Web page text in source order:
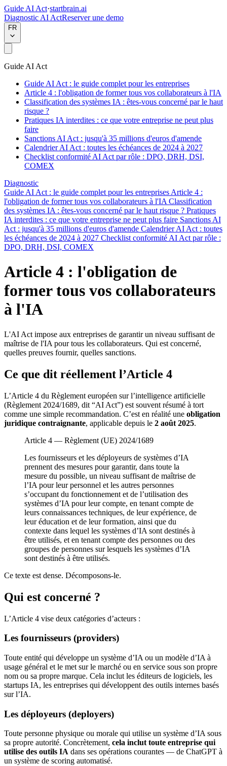
Guide AI Act·startbrain.ai
Diagnostic AI ActReserver une demo
FR
Guide AI Act
Guide AI Act : le guide complet pour les entreprises
Article 4 : l'obligation de former tous vos collaborateurs à l'IA
Classification des systèmes IA : êtes-vous concerné par le haut
risque ?
Pratiques IA interdites : ce que votre entreprise ne peut plus
faire
Sanctions AI Act : jusqu'à 35 millions d'euros d'amende
Calendrier AI Act : toutes les échéances de 2024 à 2027
Checklist conformité AI Act par rôle : DPO, DRH, DSI,
COMEX
Diagnostic
Guide AI Act : le guide complet pour les entreprises Article 4 :
l'obligation de former tous vos collaborateurs à l'IA Classification
des systèmes IA : êtes-vous concerné par le haut risque ? Pratiques
IA interdites : ce que votre entreprise ne peut plus faire Sanctions AI
Act : jusqu'à 35 millions d'euros d'amende Calendrier AI Act : toutes
les échéances de 2024 à 2027 Checklist conformité AI Act par rôle :
DPO, DRH, DSI, COMEX
Article 4 : l'obligation de
former tous vos collaborateurs
à l'IA
L'AI Act impose aux entreprises de garantir un niveau suffisant de
maîtrise de l'IA pour tous les collaborateurs. Qui est concerné,
quelles preuves fournir, quelles sanctions.
Ce que dit réellement l’Article 4
L’Article 4 du Règlement européen sur l’intelligence artificielle
(Règlement 2024/1689, dit “AI Act”) est souvent résumé à tort
comme une simple recommandation. C’est en réalité une obligation
juridique contraignante, applicable depuis le 2 août 2025.
Article 4 — Règlement (UE) 2024/1689
Les fournisseurs et les déployeurs de systèmes d’IA
prennent des mesures pour garantir, dans toute la
mesure du possible, un niveau suffisant de maîtrise de
l’IA pour leur personnel et les autres personnes
s’occupant du fonctionnement et de l’utilisation des
systèmes d’IA pour leur compte, en tenant compte de
leurs connaissances techniques, de leur expérience, de
leur éducation et de leur formation, ainsi que du
contexte dans lequel les systèmes d’IA sont destinés à
être utilisés, et en tenant compte des personnes ou des
groupes de personnes sur lesquels les systèmes d’IA
sont destinés à être utilisés.
Ce texte est dense. Décomposons-le.
Qui est concerné ?
L’Article 4 vise deux catégories d’acteurs :
Les fournisseurs (providers)
Toute entité qui développe un système d’IA ou un modèle d’IA à
usage général et le met sur le marché ou en service sous son propre
nom ou sa propre marque. Cela inclut les éditeurs de logiciels, les
startups IA, les entreprises qui développent des outils internes basés
sur l’IA.
Les déployeurs (deployers)
Toute personne physique ou morale qui utilise un système d’IA sous
sa propre autorité. Concrètement, cela inclut toute entreprise qui
utilise des outils IA dans ses opérations courantes — de ChatGPT à
un système de scoring automatisé.